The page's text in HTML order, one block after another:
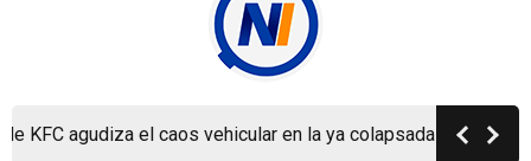
agudiza el caos vehicular en la ya colapsada Carretera a
Copyright © Nicaragua Investiga 2024